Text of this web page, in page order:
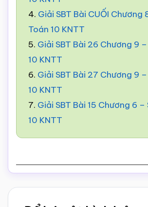
4. Giải SBT Bài CUỐI Chương
Toán 10 KNTT
5. Giải SBT Bài 26 Chương 9
10 KNTT
6. Giải SBT Bài 27 Chương 9
10 KNTT
7. Giải SBT Bài 15 Chương 6 –
10 KNTT
Reader